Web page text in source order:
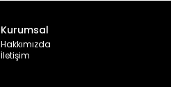
Kurumsal
Hakkımızda
İletişim